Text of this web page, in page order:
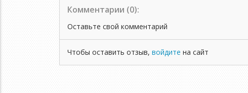
Комментарии (0):
Оставьте свой комментарий
Чтобы оставить отзыв, войдите на сайт